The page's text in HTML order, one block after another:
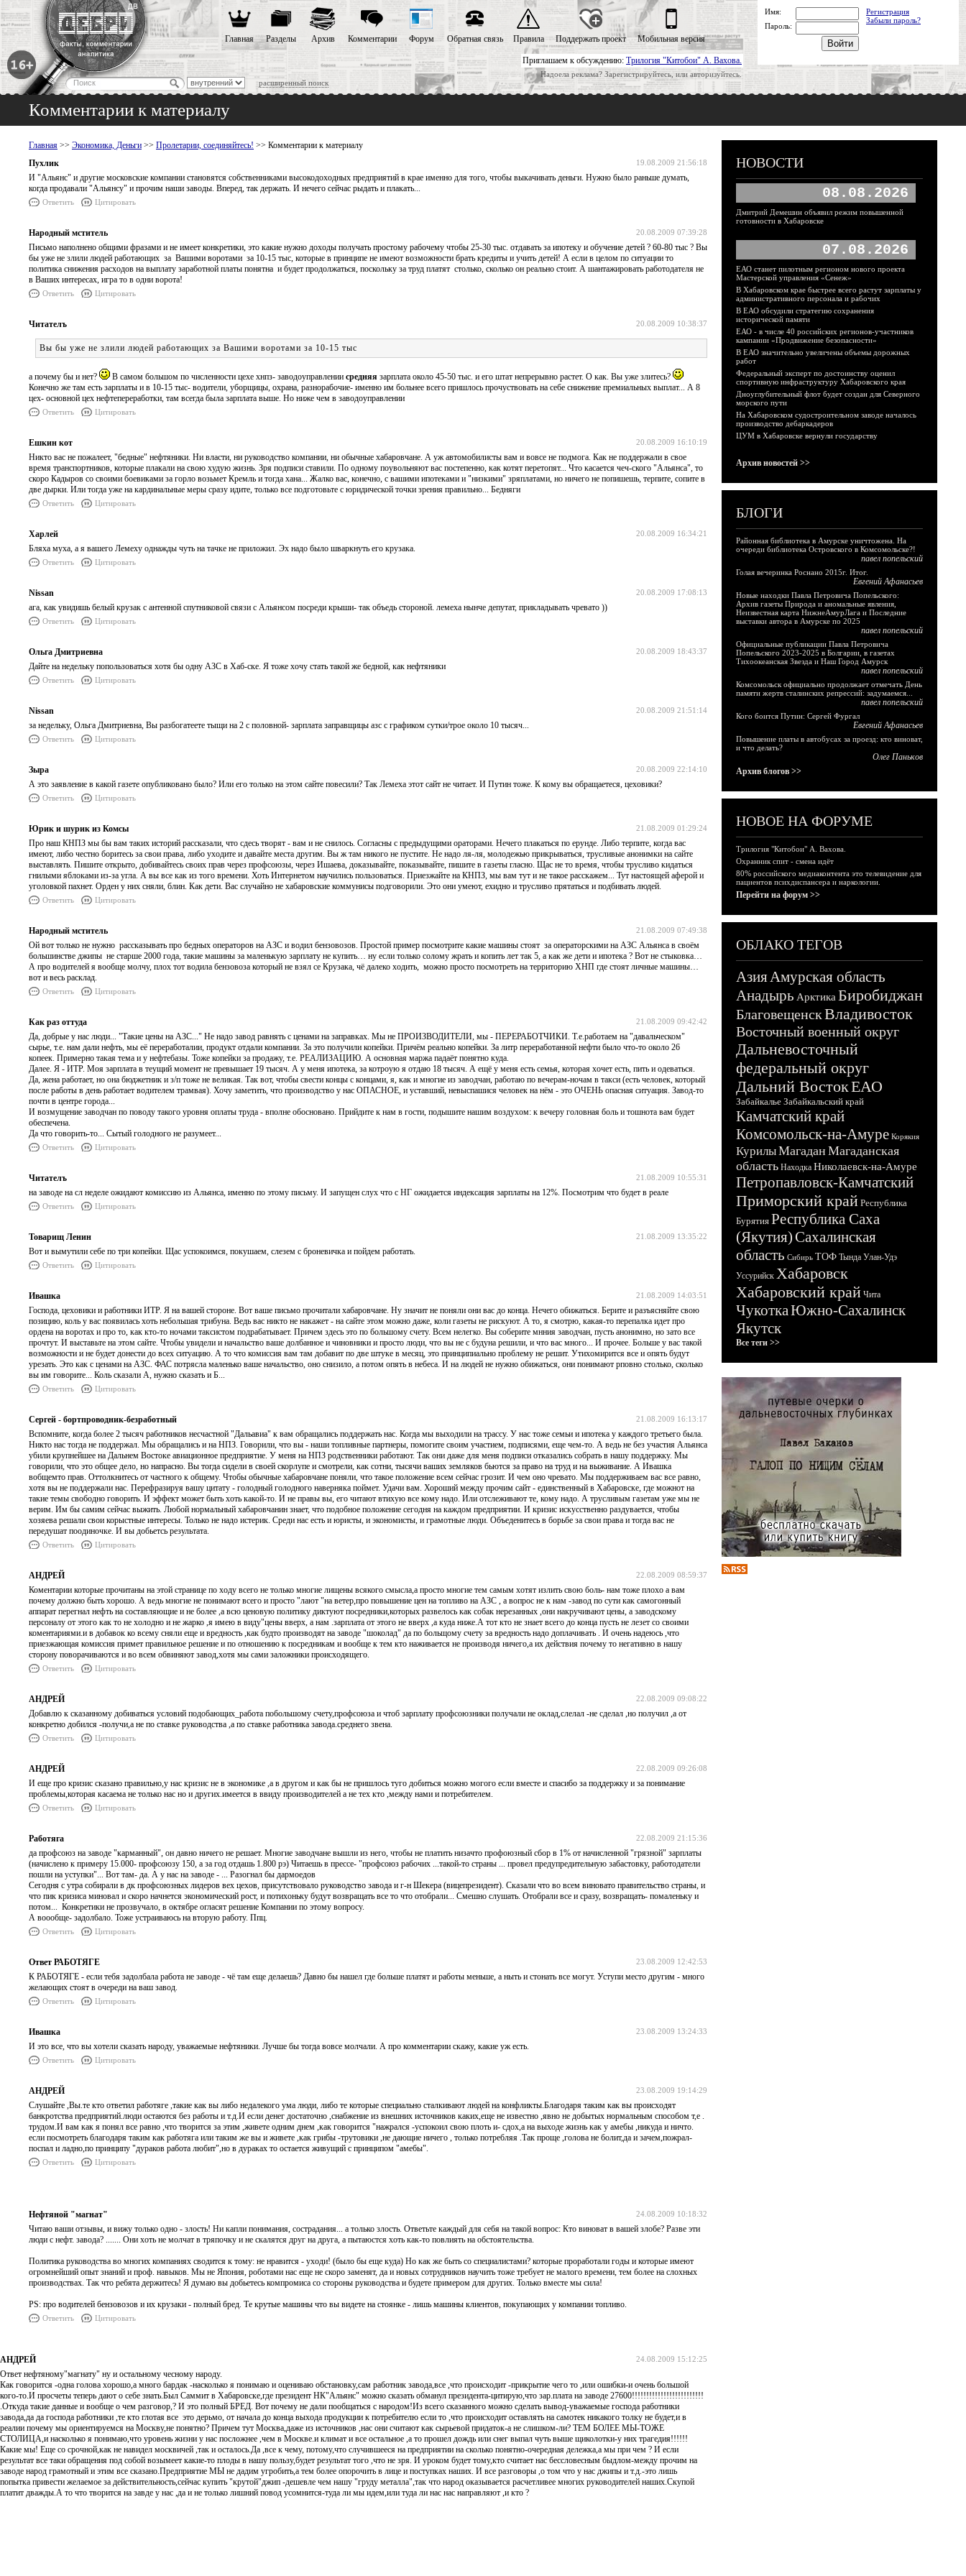
Приглашаем к обсуждению: Трилогия "Китобои" А. Вахова.
Надоела реклама? Зарегистрируйтесь, или авторизуйтесь.
расширенный поиск
Главная Разделы Архив Комментарии Форум Обратная связь Правила Поддержать проект Мобильная версия
Имя:
Регистрация
Забыли пароль?
Пароль:
Комментарии к материалу
Главная >> Экономика, Деньги >> Пролетарии, соединяйтесь! >> Комментарии к материалу
19.08.2009 21:56:18
Пухлик
И "Альянс" и другие московские компании становятся собственниками высокодоходных предприятий в крае именно для того, чтобы выкачивать деньги. Нужно было раньше думать,
когда продавали "Альянсу" и прочим наши заводы. Вперед, так держать. И нечего сейчас рыдать и плакать...
Ответить Цитировать
20.08.2009 07:39:28
Народный мститель
Письмо наполнено общими фразами и не имеет конкретики, это какие нужно доходы получать простому рабочему чтобы 25-30 тыс. отдавать за ипотеку и обучение детей ? 60-80 тыс ? Вы
бы уже не злили людей работающих за Вашими воротами за 10-15 тыс, которые в принципе не имеют возможности брать кредиты и учить детей! А если в целом по ситуации то
политика снижения расходов на выплату заработной платы понятна и будет продолжаться, поскольку за труд платят столько, сколько он реально стоит. А шантажировать работодателя не
в Ваших интересах, игра то в одни ворота!
Ответить Цитировать
20.08.2009 10:38:37
Читателъ
Вы бы уже не злили людей работающих за Вашими воротами за 10-15 тыс
а почему бы и нет? В самом большом по численности цехе хнпз- заводоуправлении средняя зарплата около 45-50 тыс. и его штат непрерывно растет. О как. Вы уже злитесь?
Конечно же там есть зарплаты и в 10-15 тыс- водители, уборщицы, охрана, разнорабочие- именно им больнее всего пришлось прочуствовать на себе снижение премиальных выплат... А 8
цех- основной цех нефтепереработки, там всегда была зарплата выше. Но ниже чем в заводоуправлении
Ответить Цитировать
20.08.2009 16:10:19
Ешкин кот
Никто вас не пожалеет, "бедные" нефтяники. Ни власти, ни руководство компании, ни обычные хабаровчане. А уж автомобилисты вам и вовсе не подмога. Как не поддержали в свое
время транспортников, которые плакали на свою худую жизнь. Зря подписи ставили. По одному поувольняют вас постепенно, как котят перетопят... Что касается чеч-ского "Альянса", то
скоро Кадыров со своими боевиками за горло возьмет Кремль и тогда хана... Жалко вас, конечно, с вашими ипотеками и "низкими" зряплатами, но ничего не попишешь, терпите, сопите в
две дырки. Или тогда уже на кардинальные меры сразу идите, только все подготовьте с юридической точки зрения правильно... Бедняги
Ответить Цитировать
20.08.2009 16:34:21
Харлей
Бляха муха, а я вашего Лемеху однажды чуть на тачке не приложил. Эх надо было шваркнуть его крузака.
Ответить Цитировать
20.08.2009 17:08:13
Nissan
ага, как увидишь белый крузак с антенной спутниковой связи с Альянсом посреди крыши- так объедь стороной. лемеха нынче депутат, прикладывать чревато ))
Ответить Цитировать
20.08.2009 18:43:37
Ольга Дмитриевна
Дайте на недельку попользоваться хотя бы одну АЗС в Хаб-ске. Я тоже хочу стать такой же бедной, как нефтяники
Ответить Цитировать
20.08.2009 21:51:14
Nissan
за недельку, Ольга Дмитриевна, Вы разбогатеете тыщи на 2 с половной- зарплата заправщицы азс с графиком сутки/трое около 10 тысяч...
Ответить Цитировать
20.08.2009 22:14:10
Зыра
А это заявление в какой газете опубликовано было? Или его только на этом сайте повесили? Так Лемеха этот сайт не читает. И Путин тоже. К кому вы обращаетеся, цеховики?
Ответить Цитировать
21.08.2009 01:29:24
Юрик и шурик из Комсы
Про наш КНПЗ мы бы вам таких историй рассказали, что сдесь творят - вам и не снилось. Согласны с предыдущими ораторами. Нечего плакаться по ерунде. Либо терпите, когда вас
имеют, либо честно боритесь за свои права, либо уходите и давайте места другим. Вы ж там никого не пустите. Не надо ля-ля, молодежью прикрываться, трусливые анонимки на сайте
выставлять. Пишите открыто, добивайтесь своих прав через профсоюзы, через Ишаева, доказывайте, показывайте, пишите в газеты гласно. Щас не то время, чтобы трусливо кидаться
гнилыми яблоками из-за угла. А вы все как из того времени. Хоть Интернетом научились пользоваться. Приезжайте на КНПЗ, мы вам тут и не такое расскажем... Тут настоящей аферой и
уголовкой пахнет. Орден у них сняли, блин. Как дети. Вас случайно не хабаровские коммунисы подговорили. Это они умеют, ехидно и трусливо прятаться и подбивать людей.
Ответить Цитировать
21.08.2009 07:49:38
Народный мститель
Ой вот только не нужно рассказывать про бедных операторов на АЗС и водил бензовозов. Простой пример посмотрите какие машины стоят за операторскими на АЗС Альянса в своём
большинстве джипы не старше 2000 года, такие машины за маленькую зарплату не купить… ну если только солому жрать и копить лет так 5, а как же дети и ипотека ? Вот не стыковка…
А про водителей я вообще молчу, плох тот водила бензовоза который не взял се Крузака, чё далеко ходить, можно просто посмотреть на территорию ХНП где стоят личные машины…
вот и весь расклад.
Ответить Цитировать
21.08.2009 09:42:42
Как раз оттуда
Да, добрые у нас люди... "Такие цены на АЗС..." Не надо завод равнять с ценами на заправках. Мы не ПРОИЗВОДИТЕЛИ, мы - ПЕРЕРАБОТЧИКИ. Т.е.работаем на "давальческом"
сырье, т.е. нам дали нефть, мы её переработалии, продукт отдали компании. За это получили копейки. Причём реально копейки. За литр переработанной нефти было что-то около 26
копеек. Примерно такая тема и у нефтебазы. Тоже копейки за продажу, т.е. РЕАЛИЗАЦИЮ. А основная маржа падаёт понятно куда.
Далее. Я - ИТР. Моя зарплата в теущий момент не превышает 19 тысяч. А у меня ипотека, за котроую я отдаю 18 тысяч. А ещё у меня есть семья, которая хочет есть, пить и одеваться.
Да, жена работает, но она бюджетник и з/п тоже не великая. Так вот, чтобы свести концы с концами, я, как и многие из заводчан, работаю по вечерам-ночам в такси (есть человек, который
после работы в день работает водителем трамвая). Хочу заметить, что производство у нас ОПАСНОЕ, и уставший, невыспашися человек на нём - это ОЧЕНЬ опасная ситуация. Завод-то
почти в центре города...
И возмущение заводчан по поводу такого уровня оплаты труда - вполне обосновано. Прийдите к нам в гости, подышите нашим воздухом: к вечеру головная боль и тошнота вам будет
обеспечена.
Да что говорить-то... Сытый голодного не разумеет...
Ответить Цитировать
21.08.2009 10:55:31
Читателъ
на заводе на сл неделе ожидают комиссию из Альянса, именно по этому письму. И запущен слух что с НГ ожидается индексация зарплаты на 12%. Посмотрим что будет в реале
Ответить Цитировать
21.08.2009 13:35:22
Товарищ Ленин
Вот и вымутили себе по три копейки. Щас успокоимся, покушаем, слезем с броневичка и пойдем работать.
Ответить Цитировать
21.08.2009 14:03:51
Ивашка
Господа, цеховики и работники ИТР. Я на вашей стороне. Вот ваше письмо прочитали хабаровчане. Ну значит не поняли они вас до конца. Нечего обижаться. Берите и разъясняйте свою
позицию, коль у вас появилась хоть небольшая трибуна. Ведь вас никто не накажет - на сайте этом можно даже, коли газеты не рискуют. А то, я смотрю, какая-то перепалка идет про
ордена на воротах и про то, как кто-то ночами таксистом подрабатывает. Причем здесь это по большому счету. Всем нелегко. Вы соберите мнния заводчан, пусть анонимно, но зато все
прочтут. И выставьте на этом сайте. Чтобы увидели и начальство ваше долбанное и чиновники и просто люди, что вы не с будуна решили, и что вас много... И прочее. Больше у вас такой
возможности и не будет донести до всех ситуацию. А то что комиссия вам там добавит по две штуке в месяц, это принципиально проблему не решит. Утихомирится все и опять будут
урезать. Это как с ценами на АЗС. ФАС потрясла маленько ваше начальство, оно снизило, а потом опять в небеса. И на людей не нужно обижаться, они понимают рповно столько, сколько
вы им говорите... Коль сказали А, нужно сказать и Б...
Ответить Цитировать
21.08.2009 16:13:17
Сергей - бортпроводник-безработный
Вспомните, когда более 2 тысяч работников несчастной "Дальавиа" к вам обращались поддержать нас. Когда мы выходили на трассу. У нас тоже семьи и ипотека у каждого третьего была.
Никто нас тогда не поддержал. Мы обращались и на НПЗ. Говорили, что вы - наши топливные партнеры, помогите своим участием, подписями, еще чем-то. А ведь не без участия Альянса
убили крупнейшее на Дальнем Востоке авиационное предприятие. У меня на НПЗ родственники работают. Так они даже для меня подписи отказались собрать в нашу поддержку. Мы
говорили, что это общее дело, но напрасно. Вы тогда сидели в своей скорлупе и смотрели, как сотни, тысячи ваших земляков бьются за право на труд и на выживание. А Ивашка
вобщемто прав. Оттолкнитесь от частного к общему. Чтобы обычные хабаровчане поняли, что такое положение всем сейчас грозит. И чем оно чревато. Мы поддерживаем вас все равно,
хотя вы не поддержали нас. Перефразируя вашу цитату - голодный голодного наверняка поймет. Удачи вам. Хороший между прочим сайт - единственный в Хабаровске, где можнот на
такие темы свободно говорить. И эффект может быть хоть какой-то. И не правы вы, его читают втихую все кому надо. Или отслеживают те, кому надо. А трусливым газетам уже мы не
верим. Им бы самим сейчас выжить. Любой нормальный хабаровчанин знает, что подобное положение сегодня на каждом предприятии. И кризис искусственно раздувается, чтобы
хозяева решали свои корыстные интересы. Только не надо истерик. Среди нас есть и юристы, и экономисты, и грамотные люди. Объеденитесь в борьбе за свои права и тогда вас не
передушат поодиночке. И вы добьетсь результата.
Ответить Цитировать
22.08.2009 08:59:37
АНДРЕЙ
Коментарии которые прочитаны на этой странице по ходу всего не только многие лищены всякого смысла,а просто многие тем самым хотят излить свою боль- нам тоже плохо а вам
почему должно быть хорошо. А ведь многие не понимают всего и просто "лают "на ветер,про повышение цен на топливо на АЗС , а вопрос не к нам -завод по сути как самогонный
аппарат перегнал нефть на составляющие и не более ,а всю ценовую политику диктуют посредники,которых развелось как собак нерезанных ,они накручивают цены, а заводскому
персоналу от этого как то не холодно и не жарко ,я имею в виду"цены вверх, а нам .зарплата от этого не вверх ,а куда ниже.А тот кто не знает всего до конца пусть не лезет со своими
коментариями.и в добавок ко всему сняли еще и вредность ,как будто производят на заводе "шоколад" да по больщому счету за вредность надо доплачивать . И очень надеюсь ,что
приезжающая комиссия примет правильное решение и по отношению к посредникам и вообще к тем кто наживается не производя ничего,а их действия почему то негативно в нашу
сторону поворачиваются и во всем обвиняют завод,хотя мы сами заложники происходящего.
Ответить Цитировать
22.08.2009 09:08:22
АНДРЕЙ
Добавлю к сказанному добиваться условий подобающих_работа побольшому счету,профсоюза и чтоб зарплату профсоюзники получали не оклад,слелал -не сделал ,но получил ,а от
конкретно добился -получи,а не по ставке руководства ,а по ставке работника завода.среднего звена.
Ответить Цитировать
22.08.2009 09:26:08
АНДРЕЙ
И еще про кризис сказано правильно,у нас кризис не в экономике ,а в другом и как бы не пришлось туго добиться можно могого если вместе и спасибо за поддержку и за понимание
проблемы,которая касаема не только нас но и других.имеется в ввиду производителей а не тех кто ,между нами и потребителем.
Ответить Цитировать
22.08.2009 21:15:36
Работяга
да профсоюз на заводе "карманный", он давно ничего не решает. Многие заводчане вышли из него, чтобы не платить низачто профоюзный сбор в 1% от начисленной "грязной" зарплаты
(начислено к примеру 15.000- профсоюзу 150, а за год отдашь 1.800 рэ) Читаешь в прессе- "профсоюз рабочих ...такой-то страны ... провел предупредительную забастовку, работодатели
пошли на уступки"... Вот там- да. А у нас на заводе - ... Разогнал бы дармоедов
Сегодня с утра собирали в дк профсоюзных лидеров вех цехов, присутствовало руководство завода и г-н Шекера (вицепрезидент). Сказали что во всем виновато правительство страны, и
что пик кризиса миновал и скоро начнется экономический рост, и потихоньку будут возвращать все то что отобрали... Смешно слушать. Отобрали все и сразу, возвращать- помаленьку и
потом... Конкретики не прозвучало, в октябре огласят решение Компании по этому вопросу.
А воообще- задолбало. Тоже устраиваюсь на вторую работу. Ппц.
Ответить Цитировать
23.08.2009 12:42:53
Ответ РАБОТЯГЕ
К РАБОТЯГЕ - если тебя задолбала работа не заводе - чё там еще делаешь? Давно бы нашел где больше платят и работы меньше, а ныть и стонать все могут. Уступи место другим - много
желающих стоят в очереди на ваш завод.
Ответить Цитировать
23.08.2009 13:24:33
Ивашка
И это все, что вы хотели сказать народу, уважаемые нефтяники. Лучше бы тогда вовсе молчали. А про комментарии скажу, какие уж есть.
Ответить Цитировать
23.08.2009 19:14:29
АНДРЕЙ
Слушайте ,Вы.те кто ответил работяге ,такие как вы либо недалекого ума люди, либо те которые специально сталкивают людей на конфликты.Благодаря таким как вы происходят
банкротства предприятий.люди остаются без работы и т.д.И если денег достаточно ,снабжение из внешних источников каких,еще не известно ,явно не добытых нормальным способом т,е .
трудом.И вам как я понял все равно ,что творится за этим ,живете одним днем ,как говорится "нажрался -успокоил свою плоть и- сдох,а на выходе жизнь как у амебы ,никуда и ничто.
если посмотреть благодаря таким как работяга или таким же вы и живете ,как грибы -трутовики ,не дающие ничего , только потребляя .Так проще ,голова не болит,да и зачем,пожрал-
поспал и ладно,по принципу "дураков работа любит",но в дураках то остается живущий с принципом "амебы".
Ответить Цитировать
24.08.2009 10:18:32
Нефтяной "магнат"
Читаю ваши отзывы, и вижу только одно - злость! Ни капли понимания, сострадания... а только злость. Ответьте каждый для себя на такой вопрос: Кто виноват в вашей злобе? Разве эти
люди с нефт. завода? ....... Они хоть не молчат в тряпочку и не скалятся друг на друга, а пытаюстся хоть как-то повлиять на обстоятельства.
Политика руководства во многих компаниях сводится к тому: не нравится - уходи! (было бы еще куда) Но как же быть со специалистами? которые проработали годы и которые имеют
огромнейший опыт знаний и проф. навыков. Мы не Япония, роботами нас еще не скоро заменят, да и новых сотрудников научить тоже требует не малого времени, тем более на слохных
производствах. Так что ребята держитесь! Я думаю вы добьетесь компромиса со стороны руководства и будете примером для других. Только вместе мы сила!
PS: про водителей бензовозов и их крузаки - полный бред. Те крутые машины что вы видете на стоянке - лишь машины клиентов, покупающих у компании топливо.
Ответить Цитировать
24.08.2009 15:12:25
АНДРЕЙ
Ответ нефтяному"магнату" ну и остальному чесному народу.
Как говорится -одна голова хорошо,а много бардак -насколько я понимаю и оцениваю обстановку,сам работник завода,все ,что происходит -прикрытие чего то ,или ошибки-и очень большой
кого-то.И просчеты теперь дают о себе знать.Был Саммит в Хабаровске,где президент НК"Альянс" можно сказать обманул президента-цитирую,что зар.плата на заводе 27600!!!!!!!!!!!!!!!!!!!!!!!!!
.Откуда такие данные и вообще о чем разговор,? И это полный БРЕД. Вот почему не дали пообщаться с народом!Из всего сказанного можно сделать вывод-уважаемые господа работники
завода,да да господа работники ,те кто глотая все это дерьмо, от начала до конца выхода продукции к потребителю если то ,что происходит оставлять на самотек никакого толку не будет,и в
реалии почему мы ориентируемся на Москву,не понятно? Причем тут Москва,даже из источников ,нас они считают как сырьевой придаток-а не слишком-ли? ТЕМ БОЛЕЕ МЫ-ТОЖЕ
СТОЛИЦА,и насколько я понимаю,что уровень жизни у нас посложнее ,чем в Москве.и климат и все остальное ,а то прошел дождь или снег выпал чуть выше щиколотки-у них трагедия!!!!!!
Какие мы! Еще со срочной,как не навидел москвичей ,так и осталось.Да ,все к чему, потому,что случившееся на предприятии на сколько понятно-очередная дележка,а мы при чем ? И если
результат все таки обращения под собой возымеет какие-то плоды в нашу пользу,будет результат того ,что не зря. И уроком будет тому,кто считает нас бессловесным быдлом-между прочим на
заводе народ грамотный и этим все сказано.Предприятие МЫ не дадим угробить,а тем более опорочить в лице и поступках наших. И все разговоры ,о том что у нас джипы и т.д.-это лишь
попытка привести желаемое за действительность,сейчас купить "крутой"джип -дешевле чем нашу "груду металла",так что народ оказывается расчетливее многих руководителей наших.Скупой
платит дважды.А то что творится на завде у нас ,да и не только лишний повод усомнится-туда ли мы идем,или туда ли нас нас направляют ,и кто ?
НОВОСТИ
08.08.2026
Дмитрий Демешин объявил режим повышенной
готовности в Хабаровске
07.08.2026
ЕАО станет пилотным регионом нового проекта
Мастерской управления «Сенеж»
В Хабаровском крае быстрее всего растут зарплаты у
административного персонала и рабочих
В ЕАО обсудили стратегию сохранения
исторической памяти
ЕАО - в числе 40 российских регионов-участников
кампании «Продвижение безопасности»
В ЕАО значительно увеличены объемы дорожных
работ
Федеральный эксперт по достоинству оценил
спортивную инфраструктуру Хабаровского края
Дноуглубительный флот будет создан для Северного
морского пути
На Хабаровском судостроительном заводе началось
производство дебаркадеров
ЦУМ в Хабаровске вернули государству
Архив новостей >>
БЛОГИ
Районная библиотека в Амурске уничтожена. На
очереди библиотека Островского в Комсомольске?!
павел попельский
Голая вечеринка Роснано 2015г. Итог.
Евгений Афанасьев
Новые находки Павла Петровича Попельского:
Архив газеты Природа и аномальные явления,
Неизвестная карта НижнеАмурЛага и Последние
выставки автора в Амурске по 2025
павел попельский
Официальные публикации Павла Петровича
Попельского 2023-2025 в Болгарии, в газетах
Тихоокеанская Звезда и Наш Город Амурск
павел попельский
Комсомольск официально продолжает отмечать День
памяти жертв сталинских репрессий: задумаемся...
павел попельский
Кого боится Путин: Сергей Фургал
Евгений Афанасьев
Повышение платы в автобусах за проезд: кто виноват,
и что делать?
Олег Паньков
Архив блогов >>
НОВОЕ НА ФОРУМЕ
Трилогия "Китобои" А. Вахова.
Охранник спит - смена идёт
80% российского медиаконтента это телевидение для
пациентов психдиспансера и наркологии.
Перейти на форум >>
ОБЛАКО ТЕГОВ
АзияАмурская область
Анадырь Арктика Биробиджан
БлаговещенскВладивосток
Восточный военный округ
Дальневосточный
федеральный округ
Дальний ВостокЕАО
Забайкалье Забайкальский край
Камчатский край
Комсомольск-на-Амуре Корякия
КурилыМагадан Магаданская
область Находка Николаевск-на-Амуре
Петропавловск-Камчатский
Приморский край Республика
Бурятия Республика Саха
(Якутия)Сахалинская
область Сибирь ТОФ Тында Улан-Удэ
Уссурийск Хабаровск
Хабаровский край Чита
ЧукоткаЮжно-Сахалинск
Якутск
Все теги >>